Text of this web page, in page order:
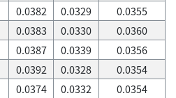
0.0382 0.0329
0.0355
0.0383 0.0330
0.0360
0.0387 0.0339
0.0356
0.0392 0.0328
0.0354
0.0374 0.0332
0.0354